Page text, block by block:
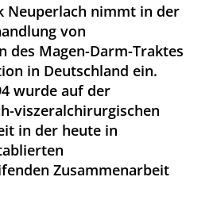
Neuperlach nimmt in der
von
des Magen-Darm-Traktes
in Deutschland ein.
wurde auf der
viszeralchirurgischen
in der heute in
Zusammenarbeit